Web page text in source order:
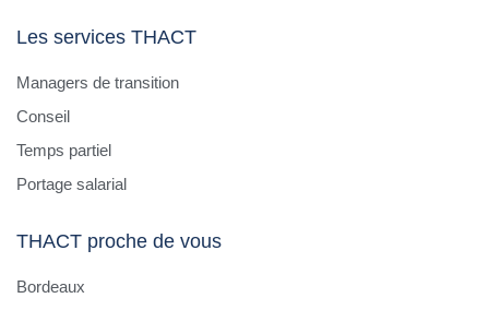
Les services THACT
Managers de transition
Conseil
Temps partiel
Portage salarial
THACT proche de vous
Bordeaux